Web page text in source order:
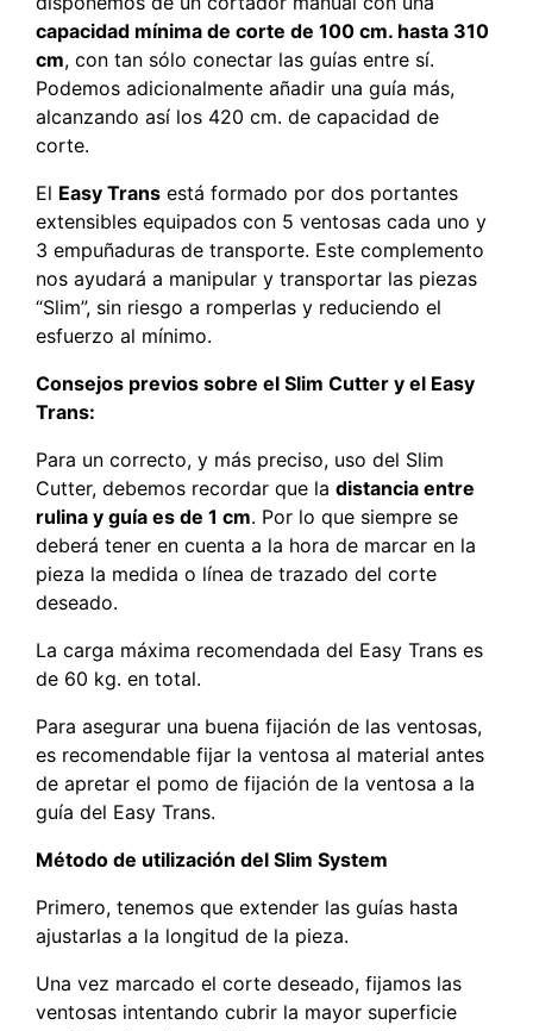
capacidad mínima de corte de 100 cm. hasta 310
cm, con tan sólo conectar las guías entre sí.
Podemos adicionalmente añadir una guía más,
alcanzando así los 420 cm. de capacidad de
corte.
El Easy Trans está formado por dos portantes
extensibles equipados con 5 ventosas cada uno y
3 empuñaduras de transporte. Este complemento
nos ayudará a manipular y transportar las piezas
“Slim”, sin riesgo a romperlas y reduciendo el
esfuerzo al mínimo.
Consejos previos sobre el Slim Cutter y el Easy
Trans:
Para un correcto, y más preciso, uso del Slim
Cutter, debemos recordar que la distancia entre
rulina y guía es de 1 cm. Por lo que siempre se
deberá tener en cuenta a la hora de marcar en la
pieza la medida o línea de trazado del corte
deseado.
La carga máxima recomendada del Easy Trans es
de 60 kg. en total.
Para asegurar una buena fijación de las ventosas,
es recomendable fijar la ventosa al material antes
de apretar el pomo de fijación de la ventosa a la
guía del Easy Trans.
Método de utilización del Slim System
Primero, tenemos que extender las guías hasta
ajustarlas a la longitud de la pieza.
Una vez marcado el corte deseado, fijamos las
ventosas intentando cubrir la mayor superficie